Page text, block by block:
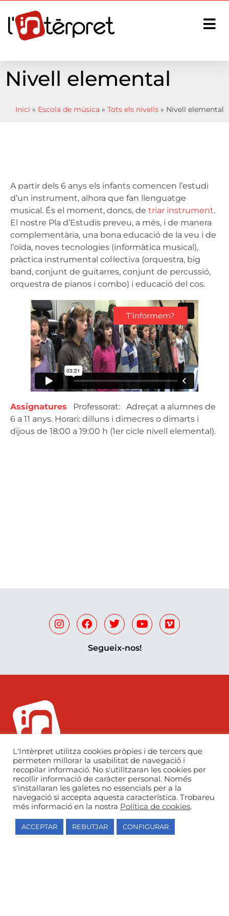
T’informem?
Nivell elemental
Inici » Escola de música » Tots els nivells » Nivell elemental
A partir dels 6 anys els infants comencen l’estudi
d’un instrument, alhora que fan llenguatge
musical. És el moment, doncs, de triar instrument.
El nostre Pla d’Estudis preveu, a més, i de manera
complementària, una bona educació de la veu i de
l’oïda, noves tecnologies (informàtica musical),
pràctica instrumental col·lectiva (orquestra, big
band, conjunt de guitarres, conjunt de percussió,
orquestra de pianos i combo) i educació del cos.
Assignatures Professorat: Adreçat a alumnes de
6 a 11 anys. Horari: dilluns i dimecres o dimarts i
dijous de 18:00 a 19:00 h (1er cicle nivell elemental).
Segueix-nos!
973 26 39 06
l-interpret@l-interpret.com
C. Dolors Lolín Sabaté, 11, 25003, Lleida
L'Intèrpret utilitza cookies pròpies i de tercers que
permeten millorar la usabilitat de navegació i
recopilar informació. No s'utilitzaran les cookies per
recollir informació de caràcter personal. Només
s'instal·laran les galetes no essencials per a la
navegació si accepta aquesta característica. Trobareu
més informació en la nostra Política de cookies.
ACCEPTAR REBUTJAR CONFIGURAR